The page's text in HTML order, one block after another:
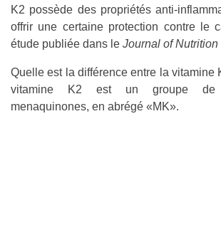
K2 possède des propriétés anti-
offrir une certaine protection contre le
étude publiée dans le Journal of
Quelle est la différence entre la vitamine
vitamine K2 est un groupe de
menaquinones, en abrégé «MK».